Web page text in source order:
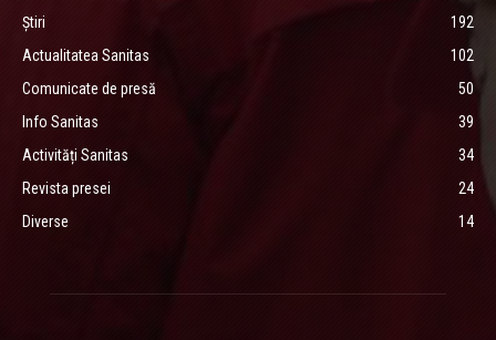
Știri
192
Actualitatea Sanitas
102
Comunicate de presă
50
Info Sanitas
39
Activități Sanitas
34
Revista presei
24
Diverse
14